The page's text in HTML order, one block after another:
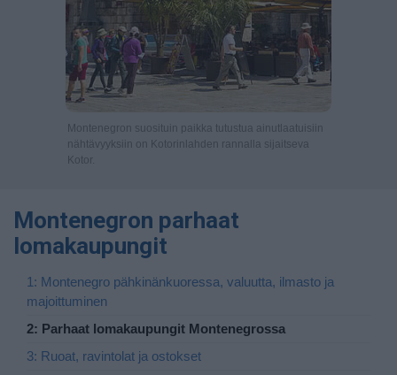
Montenegron suosituin paikka tutustua ainutlaatuisiin
nähtävyyksiin on Kotorinlahden rannalla sijaitseva
Kotor.
Montenegron parhaat
lomakaupungit
1: Montenegro pähkinänkuoressa, valuutta, ilmasto ja
majoittuminen
2: Parhaat lomakaupungit Montenegrossa
3: Ruoat, ravintolat ja ostokset